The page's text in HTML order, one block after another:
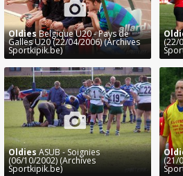
OldiesBelgique U20 - Pays de
Galles U20 (22/04/2006) (Archives
Sportkipik.be)
(22/
OldiesASUB - Soignies
(06/10/2002) (Archives
Sportkipik.be)
(21/